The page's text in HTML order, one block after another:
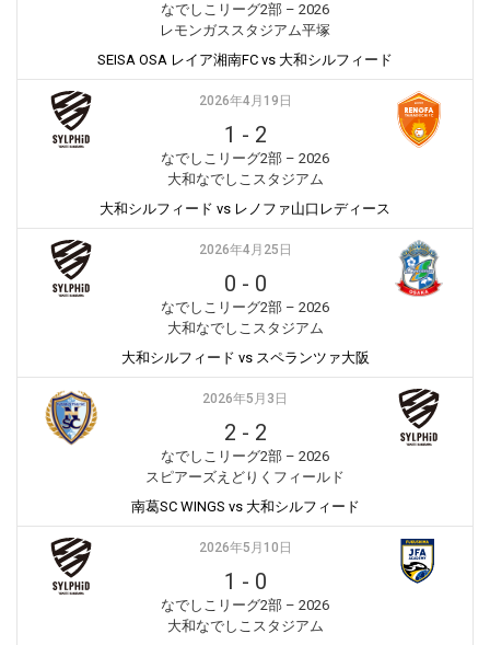
なでしこリーグ2部 – 2026
レモンガススタジアム平塚
SEISA OSA レイア湘南FC vs 大和シルフィード
2026年4月19日
1 - 2
なでしこリーグ2部 – 2026
大和なでしこスタジアム
大和シルフィード vs レノファ山口レディース
2026年4月25日
0 - 0
なでしこリーグ2部 – 2026
大和なでしこスタジアム
大和シルフィード vs スペランツァ大阪
2026年5月3日
2 - 2
なでしこリーグ2部 – 2026
スピアーズえどりくフィールド
南葛SC WINGS vs 大和シルフィード
2026年5月10日
1 - 0
なでしこリーグ2部 – 2026
大和なでしこスタジアム